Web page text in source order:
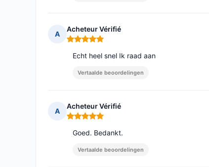
A
Acheteur Vérifié
Opmerking: 5 van 5
Echt heel snel Ik raad aan
Vertaalde beoordelingen
A
Acheteur Vérifié
Opmerking: 5 van 5
Goed. Bedankt.
Vertaalde beoordelingen